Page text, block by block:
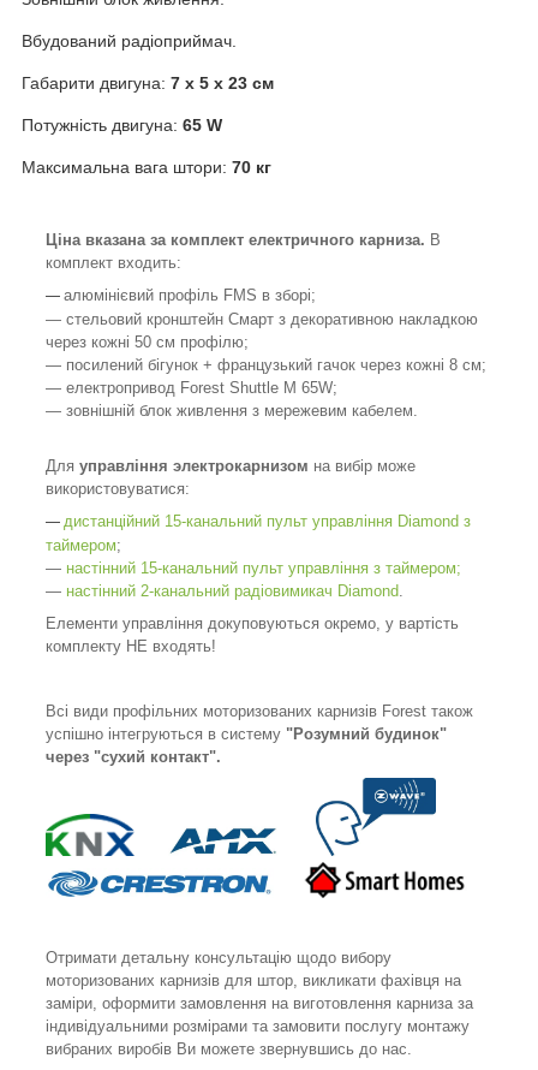
Вбудований радіоприймач.
Габарити двигуна: 7 х 5 х 23 см
Потужність двигуна: 65 W
Максимальна вага штори: 70 кг
Ціна вказана за комплект електричного карниза. В
комплект входить:
― алюмінієвий профіль FMS в зборі;
― стельовий кронштейн Смарт з декоративною накладкою
через кожні 50 см профілю;
― посилений бігунок + французький гачок через кожні 8 см;
― електропривод Forest Shuttle M 65W;
― зовнішній блок живлення з мережевим кабелем.
Для управління электрокарнизом на вибір може
використовуватися:
― дистанційний 15-канальний пульт управління Diamond з
таймером;
― настінний 15-канальний пульт управління з таймером;
― настінний 2-канальний радіовимикач Diamond
Елементи управління докуповуються окремо, у вартість
комплекту НЕ входять!
Всі види профільних моторизованих карнизів Forest також
успішно інтегруються в систему "Розумний будинок"
через "сухий контакт".
Отримати детальну консультацію щодо вибору
моторизованих карнизів для штор, викликати фахівця на
заміри, оформити замовлення на виготовлення карниза за
індивідуальними розмірами та замовити послугу монтажу
вибраних виробів Ви можете звернувшись до нас.